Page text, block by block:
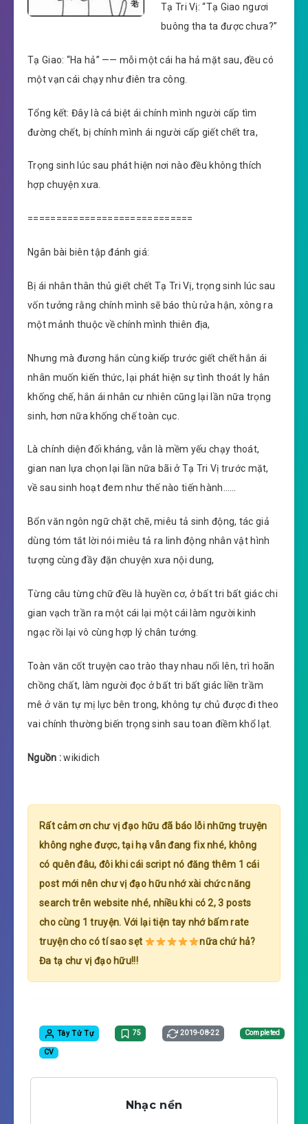
Tạ Tri Vị: “Tạ Giao ngươi
buông tha ta được chưa?”
Tạ Giao: “Ha hả” —— mỗi một cái ha hả mặt sau, đều có
một vạn cái chạy như điên tra công.
Tổng kết: Đây là cá biệt ái chính mình người cấp tìm
đường chết, bị chính mình ái người cấp giết chết tra,
Trọng sinh lúc sau phát hiện nơi nào đều không thích
hợp chuyện xưa.
=============================
Ngân bài biên tập đánh giá:
Bị ái nhân thân thủ giết chết Tạ Tri Vị, trọng sinh lúc sau
vốn tưởng rằng chính mình sẽ báo thù rửa hận, xông ra
một mảnh thuộc về chính mình thiên địa,
Nhưng mà đương hắn cùng kiếp trước giết chết hắn ái
nhân muốn kiến thức, lại phát hiện sự tình thoát ly hắn
khống chế, hắn ái nhân cư nhiên cũng lại lần nữa trọng
sinh, hơn nữa khống chế toàn cục.
Là chính diện đối kháng, vẫn là mềm yếu chạy thoát,
gian nan lựa chọn lại lần nữa bãi ở Tạ Tri Vị trước mặt,
về sau sinh hoạt đem như thế nào tiến hành……
Bổn văn ngôn ngữ chặt chẽ, miêu tả sinh động, tác giả
dùng tóm tắt lời nói miêu tả ra linh động nhân vật hình
tượng cùng đầy đặn chuyện xưa nội dung,
Từng câu từng chữ đều là huyền cơ, ở bất tri bất giác chi
gian vạch trần ra một cái lại một cái làm người kinh
ngạc rồi lại vô cùng hợp lý chân tướng.
Toàn văn cốt truyện cao trào thay nhau nổi lên, trì hoãn
chồng chất, làm người đọc ở bất tri bất giác liền trầm
mê ở văn tự mị lực bên trong, không tự chủ được đi theo
vai chính thường biến trọng sinh sau toan điềm khổ lạt.
Nguồn :wikidich
Rất cảm ơn chư vị đạo hữu đã báo lỗi những truyện
không nghe được, tại hạ vẫn đang fix nhé, không
có quên đâu, đôi khi cái script nó đăng thêm 1 cái
post mới nên chư vị đạo hữu nhớ xài chức năng
search trên website nhé, nhiều khi có 2, 3 posts
cho cùng 1 truyện. Với lại tiện tay nhớ bấm rate
truyện cho có tí sao sẹt
nữa chứ hả?
Đa tạ chư vị đạo hữu!!!
Tây Tử Tự 75 2019-08-22 Completed
CV
Nhạc nền